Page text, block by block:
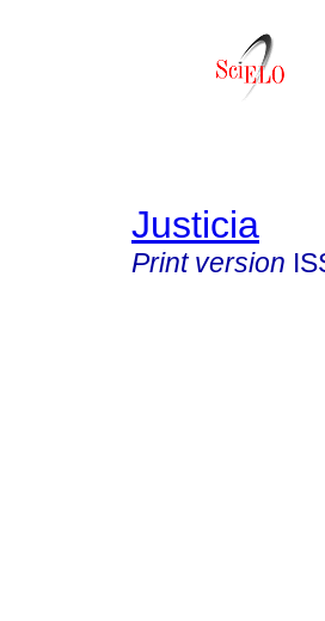
Justicia
Print version